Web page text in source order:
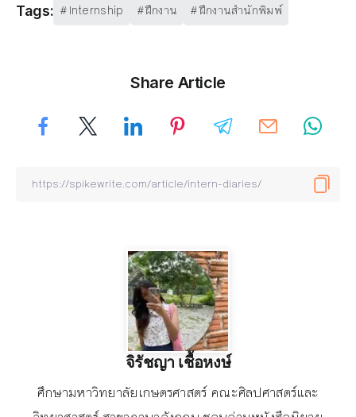
Tags: Internship ฝึกงาน ฝึกงานสำนักพิมพ์
Share Article
จิรัชญา เชื้อหงษ์
ศึกษามหาวิทยาลัยเกษตรศาสตร์ คณะศิลปศาสตร์และ